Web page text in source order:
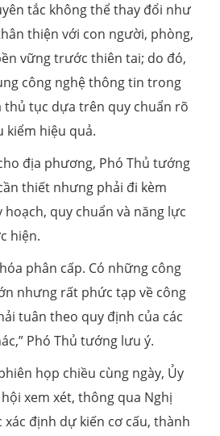
tắc không thể thay đổi như
thiện với con người, phòng,
vững trước thiên tai; do đó,
công nghệ thông tin trong
thủ tục dựa trên quy chuẩn rõ
kiểm hiệu quả.
địa phương, Phó Thủ tướng
thiết nhưng phải đi kèm
hoạch, quy chuẩn và năng lực
hiện.
phân cấp. Có những công
nhưng rất phức tạp về công
tuân theo quy định của các
Phó Thủ tướng lưu ý.
họp chiều cùng ngày, Ủy
xem xét, thông qua Nghị
định dự kiến cơ cấu, thành